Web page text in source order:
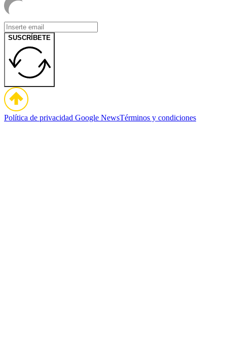
SUSCRÍBETE
Política de privacidad Google NewsTérminos y condiciones